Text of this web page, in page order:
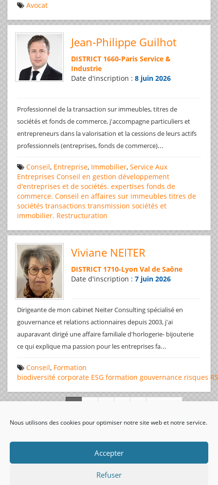
Nous utilisons des cookies pour optimiser notre site web et notre service.
Accepter
Refuser
Avocat
Jean-Philippe Guilhot
DISTRICT 1660-Paris Service &
Industrie
Date d'inscription : 8 juin 2026
Professionnel de la transaction sur immeubles, titres de
sociétés et fonds de commerce, j'accompagne particuliers et
entrepreneurs dans la valorisation et la cessions de leurs actifs
professionnels (entreprises, fonds de commerce)...
Conseil, Entreprise, Immobilier, Service Aux
Entreprises Conseil en gestion développement
d'entreprises et de sociétés. expertises fonds de
commerce. Conseil en affaires sur immeubles titres de
sociétés transactions transmission sociétés et
immobilier. Restructuration
Viviane NEITER
DISTRICT 1710-Lyon Val de Saône
Date d'inscription : 7 juin 2026
Dirigeante de mon cabinet Neiter Consulting spécialisé en
gouvernance et relations actionnaires depuis 2003, j'ai
auparavant dirigé une affaire familiale d'horlogerie- bijouterie
ce qui explique ma passion pour les entreprises fa...
Conseil, Formation
biodiversité corporate ESG formation gouvernance risques
visiteurs uniques: